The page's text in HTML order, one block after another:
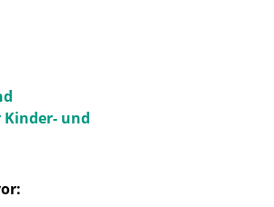
Kinder- und